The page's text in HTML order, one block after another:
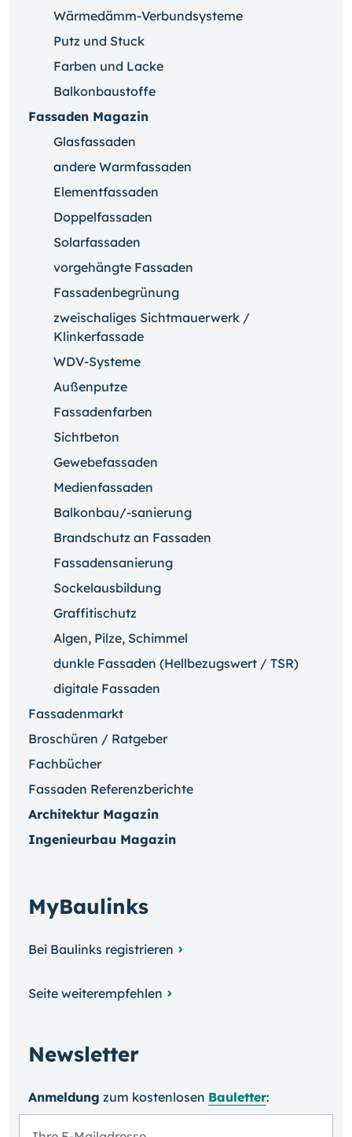
Wärmedämm-Verbundsysteme
Putz und Stuck
Farben und Lacke
Balkonbaustoffe
Fassaden Magazin
Glasfassaden
andere Warmfassaden
Elementfassaden
Doppelfassaden
Solarfassaden
vorgehängte Fassaden
Fassadenbegrünung
zweischaliges Sichtmauerwerk /
Klinkerfassade
WDV-Systeme
Außenputze
Fassadenfarben
Sichtbeton
Gewebefassaden
Medienfassaden
Balkonbau/-sanierung
Brandschutz an Fassaden
Fassadensanierung
Sockelausbildung
Graffitischutz
Algen, Pilze, Schimmel
dunkle Fassaden (Hellbezugswert / TSR)
digitale Fassaden
Fassadenmarkt
Broschüren / Ratgeber
Fachbücher
Fassaden Referenzberichte
Architektur Magazin
Ingenieurbau Magazin
MyBaulinks
Bei Baulinks registrieren
Seite weiterempfehlen
Newsletter
Anmeldung zum kosten­losen Bauletter: